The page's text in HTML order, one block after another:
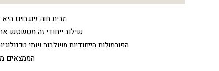
מבית חוה זינגבוים
שילוב ייחודי זה מטשטש
הפורמולות הייחודיות משלבות שתי
הממצאים